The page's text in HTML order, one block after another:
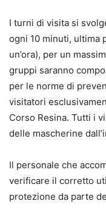
I turni di visita si
ogni 10 minuti, ultima
un’ora), per un
gruppi saranno
per le norme di
visitatori
Corso Resina. Tutti i
delle mascherine
Il personale che
verificare il corretto
protezione da parte